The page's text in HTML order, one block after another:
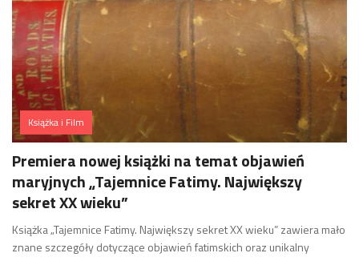
Książka i Film
Premiera nowej książki na temat objawień
maryjnych „Tajemnice Fatimy. Największy
sekret XX wieku”
Książka „Tajemnice Fatimy. Największy sekret XX wieku” zawiera mało
znane szczegóły dotyczące objawień fatimskich oraz unikalny